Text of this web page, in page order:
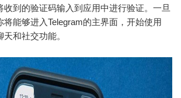
收到的验证码输入到应用中进行验证。一旦
将能够进入Telegram的主界面，开始使用
天和社交功能。